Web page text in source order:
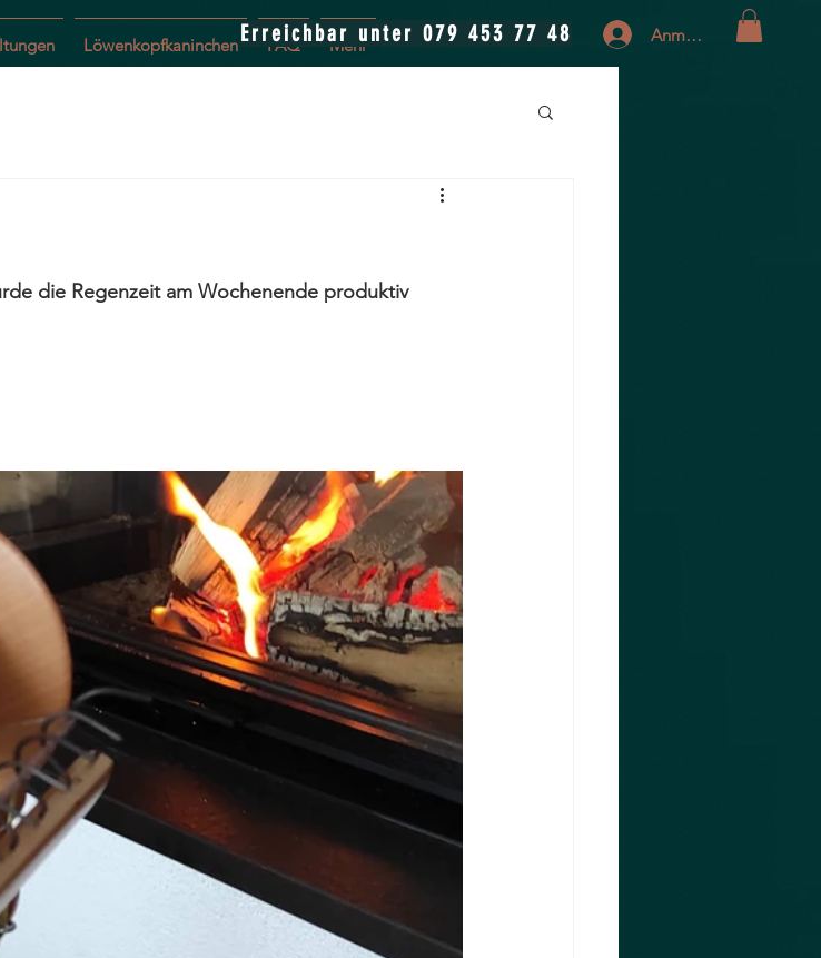
Löwenkopfkaninchen FAQ Mehr
Erreichbar unter 079 453 77 48 Anmelden
die Regenzeit am Wochenende produktiv